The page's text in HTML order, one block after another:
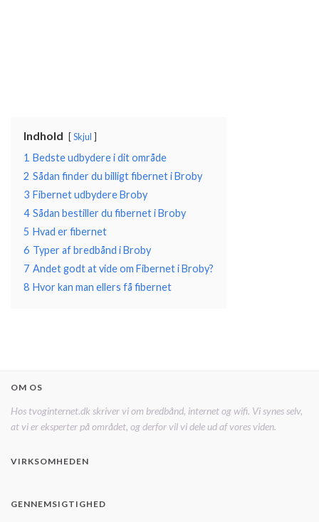
Indhold Skjul
1 Bedste udbydere i dit område
2 Sådan finder du billigt fibernet i Broby
3 Fibernet udbydere Broby
4 Sådan bestiller du fibernet i Broby
5 Hvad er fibernet
6 Typer af bredbånd i Broby
7 Andet godt at vide om Fibernet i Broby?
8 Hvor kan man ellers få fibernet
OM OS
Hos tvoginternet.dk skriver vi om bredbånd, internet og wifi. Vi synes selv,
at vi er eksperter på området, og derfor vil vi dele ud af vores viden.
VIRKSOMHEDEN
GENNEMSIGTIGHED